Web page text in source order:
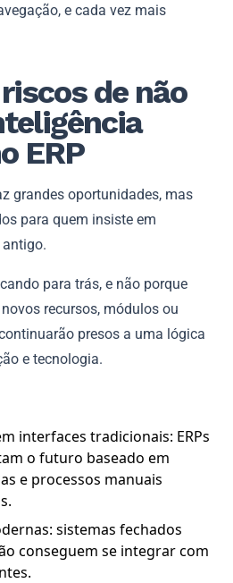
e cada vez mais
de não
ERP
grandes oportunidades, mas
para quem insiste em
para trás, e não porque
recursos, módulos ou
presos a uma lógica
e tecnologia.
interfaces tradicionais: ERPs
o futuro baseado em
e processos manuais
sistemas fechados
conseguem se integrar com